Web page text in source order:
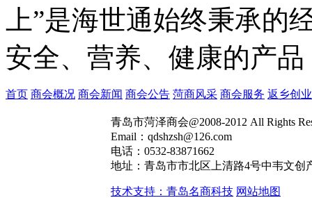
上”是海世通始终秉承的
安全、营养、健康的产品
首页 商会概况 商会新闻 商会公告 菏商风采 商会服务 返乡创业
青岛市菏泽商会@2008-2012 All Rights
Email：qdshzsh@126.com
电话：0532-83871662
地址：青岛市市北区上清路4号中韦文创
技术支持：青岛名商科技 网站地图